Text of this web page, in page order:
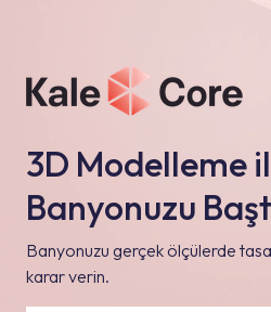
3D Modelleme
Banyonuzu
Banyonuzu gerçek ölçülerde
karar verin.